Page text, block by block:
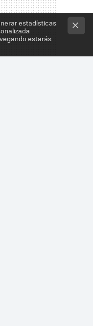
estadísticas
estarás